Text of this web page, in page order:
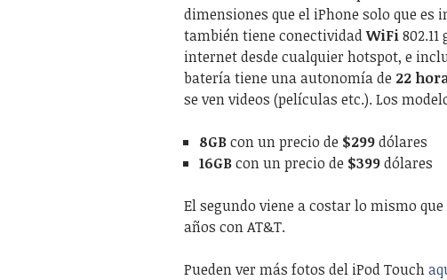
dimensiones que el iPhone solo que es
también tiene conectividadWiFi
internet desde cualquier hotspot, e
batería tiene una autonomía de 22
se ven videos (películas etc.). Los
8GBcon un precio de $299dólares
16GBcon un precio de $399dólares
El segundo viene a costar lo mismo
años con AT&T.
Pueden ver más fotos del iPod Touch